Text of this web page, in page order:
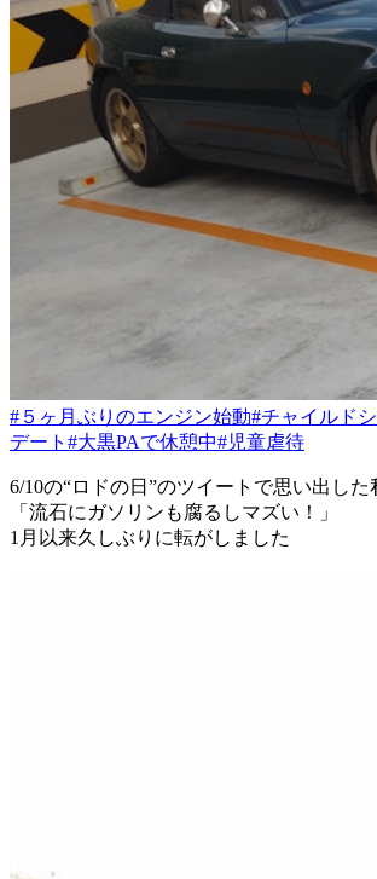
#５ヶ月ぶりのエンジン始動#チャイルド
デート #大黒PAで休憩中#児童虐待
6/10の“ロドの日”のツイートで思い出した
「流石にガソリンも腐るしマズい！」
1月以来久しぶりに転がしました